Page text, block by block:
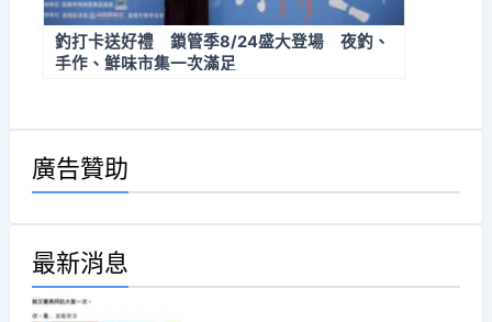
釣打卡送好禮 鎖管季8/24盛大登場 夜釣、
手作、鮮味市集一次滿足
廣告贊助
最新消息